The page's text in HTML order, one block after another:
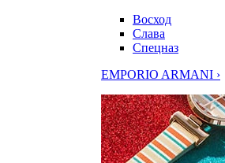
Восход
Слава
Спецназ
EMPORIO ARMANI ›